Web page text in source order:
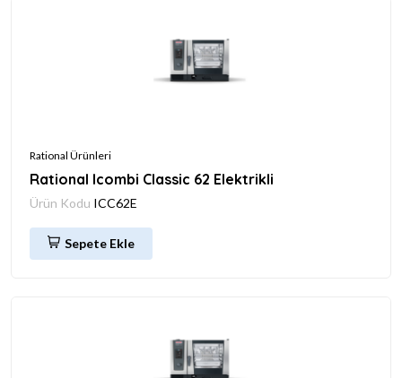
Rational Ürünleri
Rational Icombi Classic 62 Elektrikli
Ürün Kodu ICC62E
Sepete Ekle